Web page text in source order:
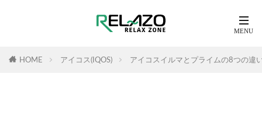
HOME アイコス(IQOS) アイコスイルマとプライムの8つの違